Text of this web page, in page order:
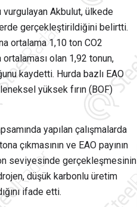
vurgulayan Akbulut, ülkede
gerçekleştirildiğini belirtti.
ortalama 1,10 ton CO2
olan 1,92 tonun,
kaydetti. Hurda bazlı EAO
yüksek fırın (BOF)
yapılan çalışmalarda
çıkmasının ve EAO payının
seviyesinde gerçekleşmesinin
düşük karbonlu üretim
ifade etti.